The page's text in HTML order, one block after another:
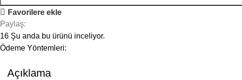
Favorilere ekle
Paylaş:
16 Şu anda bu ürünü inceliyor.
Ödeme Yöntemleri:
Açıklama